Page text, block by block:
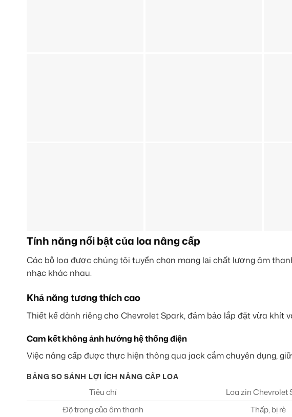
Tính năng nổi bật của loa nâng cấp
Các bộ loa được chúng tôi tuyển chọn mang lại chất lượng âm
nhạc khác nhau.
Khả năng tương thích cao
Thiết kế dành riêng cho Chevrolet Spark, đảm bảo lắp đặt vừa khít
Cam kết không ảnh hưởng hệ thống điện
Việc nâng cấp được thực hiện thông qua jack cắm chuyên dụng,
BẢNG SO SÁNH LỢI ÍCH NÂNG CẤP LOA
Tiêu chí Loa zin Chevrolet
Độ trong của âm thanh
Thấp, bị rè